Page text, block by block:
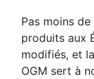
Pas moins
produits aux
modifiés, et
OGM sert à